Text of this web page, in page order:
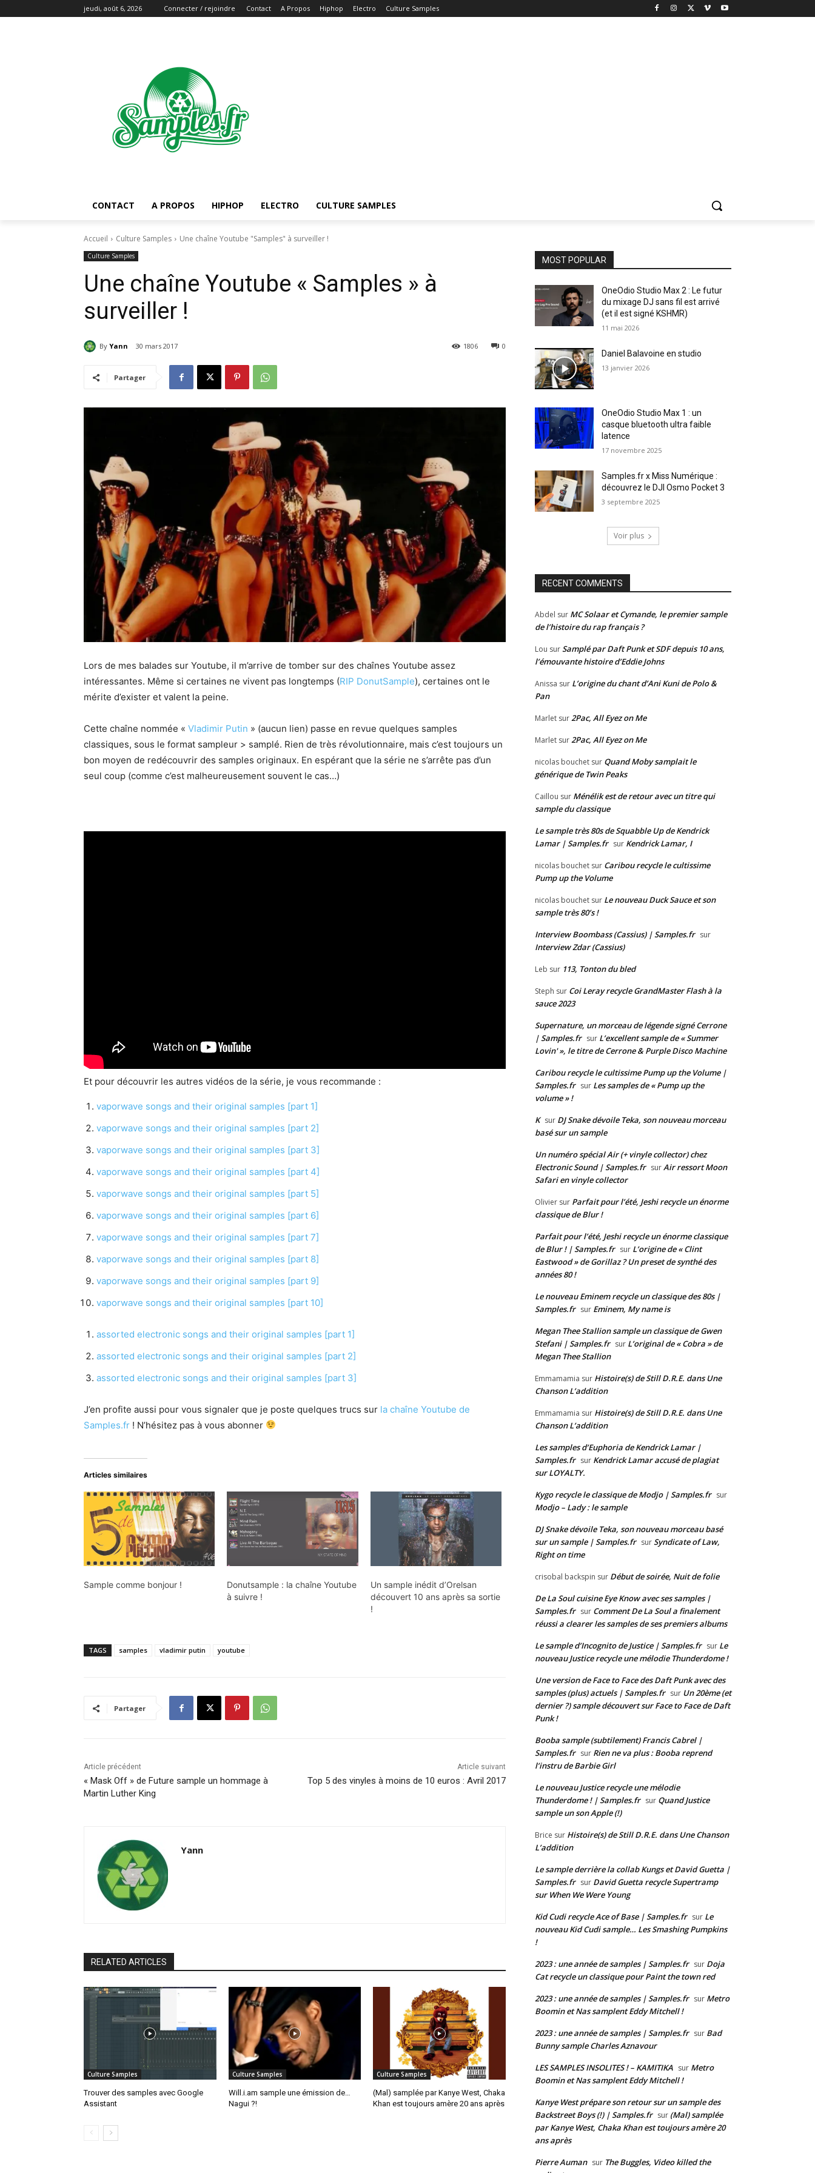
jeudi, août 6, 2026 Connecter / rejoindre Contact A Propos Hiphop Electro Culture Samples
CONTACT A PROPOS HIPHOP ELECTRO CULTURE SAMPLES
Accueil Culture Samples Une chaîne Youtube "Samples" à surveiller !
Culture Samples
Une chaîne Youtube « Samples » à
surveiller !
By Yann 30 mars 2017 0
1806
Partager
Lors de mes balades sur Youtube, il m’arrive de tomber sur des chaînes Youtube assez
intéressantes. Même si certaines ne vivent pas longtemps (RIP DonutSample), certaines ont le
mérite d’exister et valent la peine.
Cette chaîne nommée « Vladimir Putin » (aucun lien) passe en revue quelques samples
classiques, sous le format sampleur > samplé. Rien de très révolutionnaire, mais c’est toujours un
bon moyen de redécouvrir des samples originaux. En espérant que la série ne s’arrête pas d’un
seul coup (comme c’est malheureusement souvent le cas…)
Et pour découvrir les autres vidéos de la série, je vous recommande :
vaporwave songs and their original samples [part 1]
vaporwave songs and their original samples [part 2]
vaporwave songs and their original samples [part 3]
vaporwave songs and their original samples [part 4]
vaporwave songs and their original samples [part 5]
vaporwave songs and their original samples [part 6]
vaporwave songs and their original samples [part 7]
vaporwave songs and their original samples [part 8]
vaporwave songs and their original samples [part 9]
vaporwave songs and their original samples [part 10]
assorted electronic songs and their original samples [part 1]
assorted electronic songs and their original samples [part 2]
assorted electronic songs and their original samples [part 3]
J’en profite aussi pour vous signaler que je poste quelques trucs sur la chaîne Youtube de
Samples.fr ! N’hésitez pas à vous abonner
Articles similaires
Sample comme bonjour !
Donutsample : la chaîne Youtube
à suivre !
Un sample inédit d’Orelsan
découvert 10 ans après sa sortie
!
TAGS samples vladimir putin youtube
Partager
Article précédent
« Mask Off » de Future sample un hommage à
Martin Luther King
Article suivant
Top 5 des vinyles à moins de 10 euros : Avril 2017
Yann
RELATED ARTICLES
Culture Samples
Trouver des samples avec Google
Assistant
Culture Samples
Will.i.am sample une émission de…
Nagui ?!
Culture Samples
(Mal) samplée par Kanye West, Chaka
Khan est toujours amère 20 ans après
MOST POPULAR
OneOdio Studio Max 2 : Le futur
du mixage DJ sans fil est arrivé
(et il est signé KSHMR)
11 mai 2026
Daniel Balavoine en studio
13 janvier 2026
OneOdio Studio Max 1 : un
casque bluetooth ultra faible
latence
17 novembre 2025
Samples.fr x Miss Numérique :
découvrez le DJI Osmo Pocket 3
3 septembre 2025
Voir plus
RECENT COMMENTS
Abdel sur MC Solaar et Cymande, le premier sample
de l’histoire du rap français ?
Lou surSamplé par Daft Punk et SDF depuis 10 ans,
l’émouvante histoire d’Eddie Johns
Anissa sur L’origine du chant d’Ani Kuni de Polo &
Pan
Marlet sur2Pac, All Eyez on Me
Marlet sur2Pac, All Eyez on Me
nicolas bouchet sur Quand Moby samplait le
générique de Twin Peaks
Caillou sur Ménélik est de retour avec un titre qui
sample du classique
Le sample très 80s de Squabble Up de Kendrick
Lamar | Samples.fr sur Kendrick Lamar, I
nicolas bouchet sur Caribou recycle le cultissime
Pump up the Volume
nicolas bouchet sur Le nouveau Duck Sauce et son
sample très 80’s !
Interview Boombass (Cassius) | Samples.fr sur
Interview Zdar (Cassius)
Leb sur 113, Tonton du bled
Steph sur Coi Leray recycle GrandMaster Flash à la
sauce 2023
Supernature, un morceau de légende signé Cerrone
| Samples.fr sur L’excellent sample de « Summer
Lovin' », le titre de Cerrone & Purple Disco Machine
Caribou recycle le cultissime Pump up the Volume |
Samples.fr sur Les samples de « Pump up the
volume » !
K sur DJ Snake dévoile Teka, son nouveau morceau
basé sur un sample
Un numéro spécial Air (+ vinyle collector) chez
Electronic Sound | Samples.fr surAir ressort Moon
Safari en vinyle collector
Olivier sur Parfait pour l’été, Jeshi recycle un énorme
classique de Blur !
Parfait pour l’été, Jeshi recycle un énorme classique
de Blur ! | Samples.fr sur L’origine de « Clint
Eastwood » de Gorillaz ? Un preset de synthé des
années 80 !
Le nouveau Eminem recycle un classique des 80s |
Samples.fr sur Eminem, My name is
Megan Thee Stallion sample un classique de Gwen
Stefani | Samples.fr sur L’original de « Cobra » de
Megan Thee Stallion
Emmamamia sur Histoire(s) de Still D.R.E. dans Une
Chanson L’addition
Emmamamia sur Histoire(s) de Still D.R.E. dans Une
Chanson L’addition
Les samples d’Euphoria de Kendrick Lamar |
Samples.fr sur Kendrick Lamar accusé de plagiat
sur LOYALTY.
Kygo recycle le classique de Modjo | Samples.fr sur
Modjo – Lady : le sample
DJ Snake dévoile Teka, son nouveau morceau basé
sur un sample | Samples.fr surSyndicate of Law,
Right on time
crisobal backspin sur Début de soirée, Nuit de folie
De La Soul cuisine Eye Know avec ses samples |
Samples.fr sur Comment De La Soul a finalement
réussi a clearer les samples de ses premiers albums
Le sample d’Incognito de Justice | Samples.fr sur Le
nouveau Justice recycle une mélodie Thunderdome !
Une version de Face to Face des Daft Punk avec des
samples (plus) actuels | Samples.fr sur Un 20ème (et
dernier ?) sample découvert sur Face to Face de Daft
Punk !
Booba sample (subtilement) Francis Cabrel |
Samples.fr sur Rien ne va plus : Booba reprend
l’instru de Barbie Girl
Le nouveau Justice recycle une mélodie
Thunderdome ! | Samples.fr sur Quand Justice
sample un son Apple (!)
Brice sur Histoire(s) de Still D.R.E. dans Une Chanson
L’addition
Le sample derrière la collab Kungs et David Guetta |
Samples.fr sur David Guetta recycle Supertramp
sur When We Were Young
Kid Cudi recycle Ace of Base | Samples.fr sur Le
nouveau Kid Cudi sample… Les Smashing Pumpkins
!
2023 : une année de samples | Samples.fr sur Doja
Cat recycle un classique pour Paint the town red
2023 : une année de samples | Samples.fr sur Metro
Boomin et Nas samplent Eddy Mitchell !
2023 : une année de samples | Samples.fr sur Bad
Bunny sample Charles Aznavour
LES SAMPLES INSOLITES ! – KAMITIKA sur Metro
Boomin et Nas samplent Eddy Mitchell !
Kanye West prépare son retour sur un sample des
Backstreet Boys (!) | Samples.fr sur (Mal) samplée
par Kanye West, Chaka Khan est toujours amère 20
ans après
Pierre Auman sur The Buggles, Video killed the